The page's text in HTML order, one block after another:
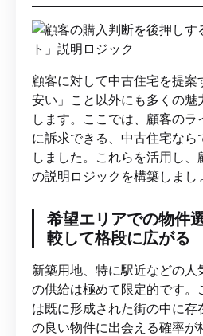
顧客に対して中古住宅を提
安い」こと以外にも多くの魅
します。ここでは、顧客の
に訴求できる、中古住宅なら
しました。これらを活用し
の説明ロジックを構築しまし
希望エリアでの物件
較して格段に広がる
新築用地、特に駅近などの
の供給は極めて限定的です。
は既に形成された街の中に
の良い物件に出会える確率が